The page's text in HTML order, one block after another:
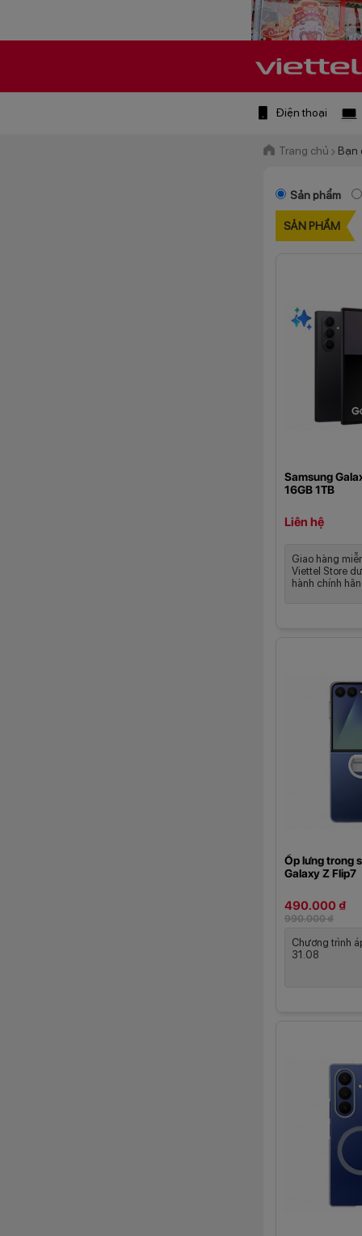
Điện thoại
Trang chủ Bạn
Sản phẩm
SẢN PHẨM
Samsung
16GB 1TB
Liên hệ
Giao hàng
Viettel Store
hành chính
Ốp lưng trong
Galaxy Z Flip7
490.000 ₫
990.000 ₫
Chương trình
31.08